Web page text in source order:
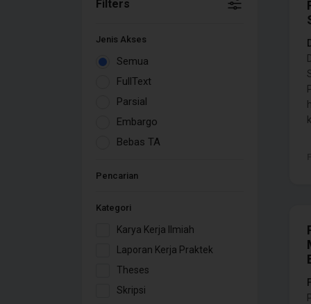
Filters
Jenis Akses
Semua
FullText
Parsial
Embargo
Bebas TA
Pencarian
Kategori
Karya Kerja Ilmiah
Laporan Kerja Praktek
Theses
Skripsi